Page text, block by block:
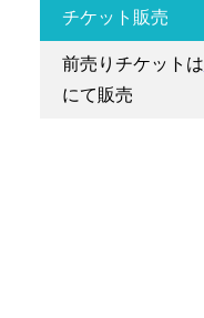
チケット販売
前売りチケットは
にて販売